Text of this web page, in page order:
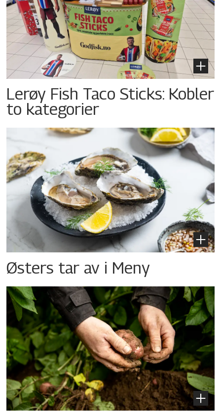
Lerøy Fish Taco Sticks: Kobler
to kategorier
Østers tar av i Meny